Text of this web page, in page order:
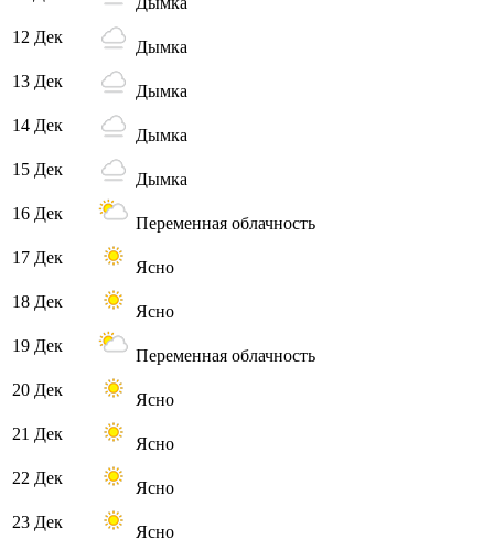
12 Дек
Дымка
13 Дек
Дымка
14 Дек
Дымка
15 Дек
Дымка
16 Дек
Переменная облачность
17 Дек
Ясно
18 Дек
Ясно
19 Дек
Переменная облачность
20 Дек
Ясно
21 Дек
Ясно
22 Дек
Ясно
23 Дек
Ясно